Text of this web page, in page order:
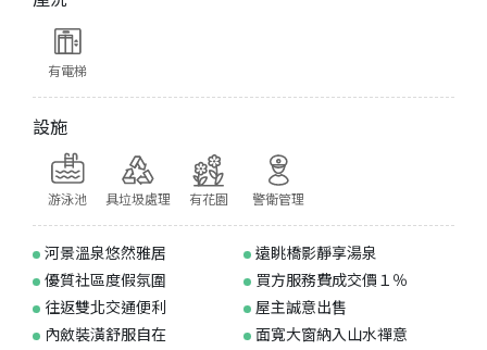
有電梯
設施
游泳池 具垃圾處理 有花園 警衛管理
河景溫泉悠然雅居
遠眺橋影靜享湯泉
優質社區度假氛圍
買方服務費成交價１％
往返雙北交通便利
屋主誠意出售
內斂裝潢舒服自在
面寬大窗納入山水禪意